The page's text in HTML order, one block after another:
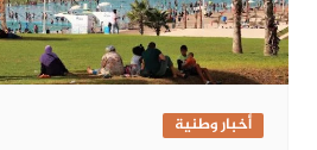
أخبار وطنية